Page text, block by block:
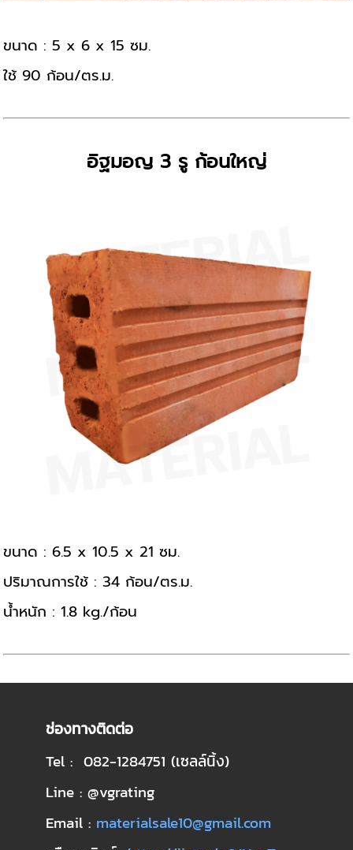
ขนาด : 5 x 6 x 15 ซม.
ใช้ 90 ก้อน/ตร.ม.
อิฐมอญ 3 รู ก้อนใหญ่
ขนาด : 6.5 x 10.5 x 21 ซม.
ปริมาณการใช้ : 34 ก้อน/ตร.ม.
น้ำหนัก : 1.8 kg./ก้อน
ช่องทางติดต่อ
Tel : 082-1284751 (เซลล์นิ้ง)
Line : @vgrating
Email : materialsale10@gmail.com